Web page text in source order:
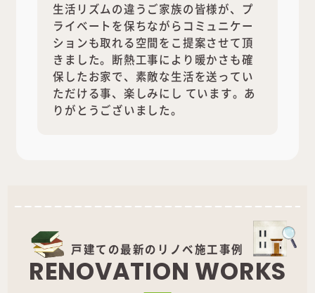
生活リズムの違うご家族の皆様が、プ
ライベートを保ちながらコミュニケー
ションも取れる空間をこ提案させて頂
きました。断熱工事により暖かさも確
保したお家で、素敵な生活を送ってい
ただける事、楽しみにし ています。あ
りがとうございました。
戸建ての最新のリノベ施工事例
RENOVATION WORKS